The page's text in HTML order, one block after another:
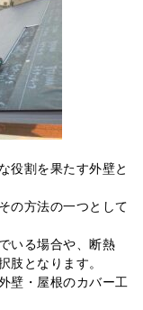
役割を果たす外壁と
の方法の一つとして
いる場合や、断熱
となります。
壁・屋根のカバー工